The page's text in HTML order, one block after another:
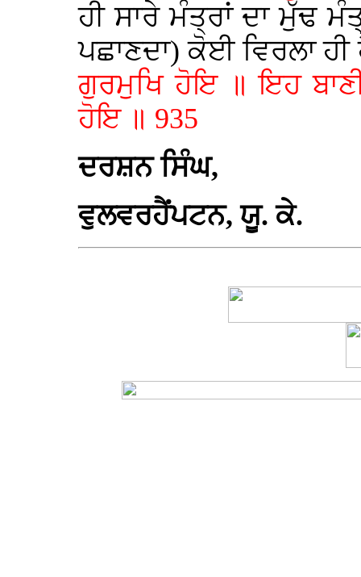
ਹੀ ਸਾਰੇ ਮੰਤ੍ਰਾਂ ਦਾ ਮੁੱਢ
ਪਛਾਣਦਾ) ਕੋਈ ਵਿਰਲਾ
ਗੁਰਮੁਖਿ ਹੋਇ ॥ ਇਹ
ਹੋਇ ॥ 935
ਦਰਸ਼ਨ ਸਿੰਘ,
ਵੁਲਵਰਹੈਂਪਟਨ, ਯੂ. ਕੇ.